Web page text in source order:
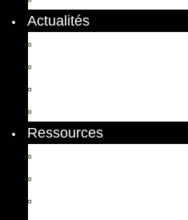
Actualités
Ressources